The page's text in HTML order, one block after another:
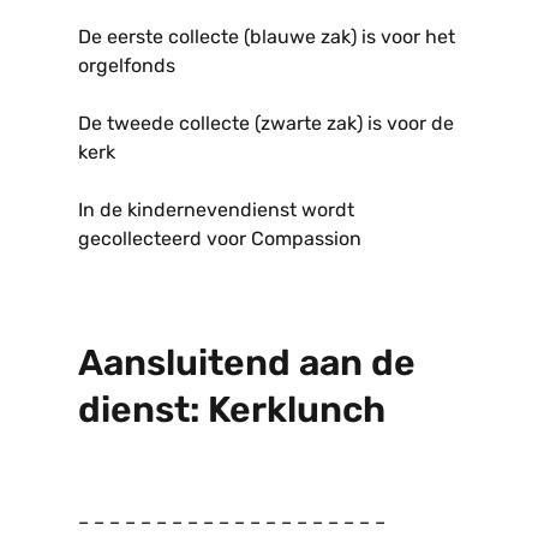
De eerste collecte (blauwe zak) is voor het
orgelfonds
De tweede collecte (zwarte zak) is voor de
kerk
In de kindernevendienst wordt
gecollecteerd voor Compassion
Aansluitend aan de
dienst: Kerklunch
– – – – – – – – – – – – – – – – – – – –